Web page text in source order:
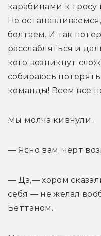
карабинами к
Не
болтаем. И так
расслабляться и
кого возникнут
собираюсь
команды! Всем все
Мы молча кивнули.
— Ясно вам, черт
— Да,— хором
себя — не желал
Беттаном.